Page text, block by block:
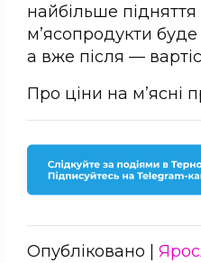
найбільше підняття
м’ясопродукти
а вже після —
Про ціни на м’ясні
Опубліковано |